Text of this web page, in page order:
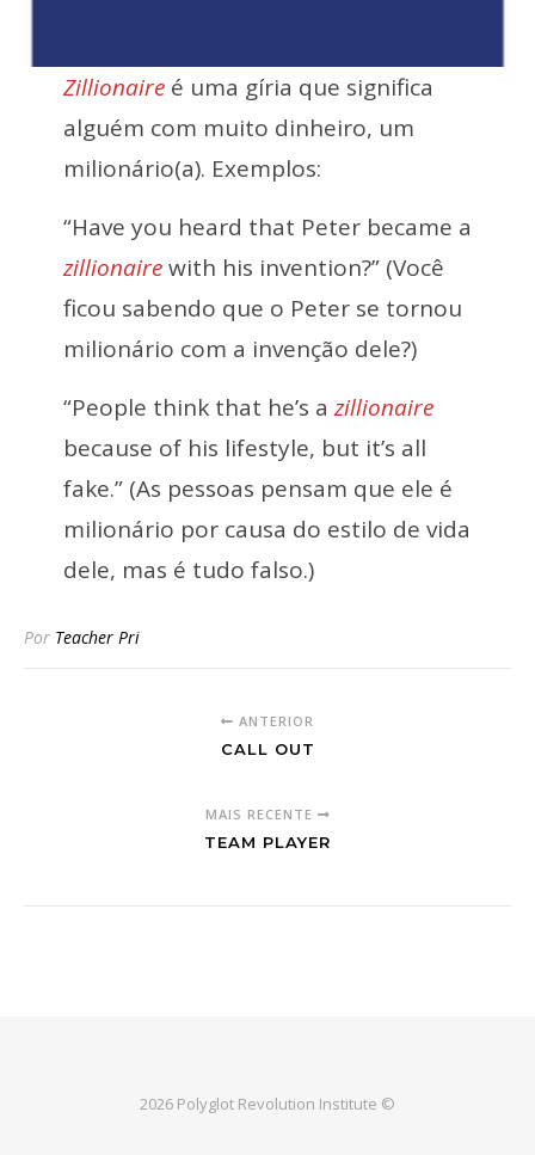
Zillionaireé uma gíria que significa
alguém com muito dinheiro, um
milionário(a). Exemplos:
“Have you heard that Peter became a
zillionairewith his invention?” (Você
ficou sabendo que o Peter se tornou
milionário com a invenção dele?)
“People think that he’s azillionaire
because of his lifestyle, but it’s all
fake.” (As pessoas pensam que ele é
milionário por causa do estilo de vida
dele, mas é tudo falso.)
Por Teacher Pri
ANTERIOR
CALL OUT
MAIS RECENTE
TEAM PLAYER
2026 Polyglot Revolution Institute ©